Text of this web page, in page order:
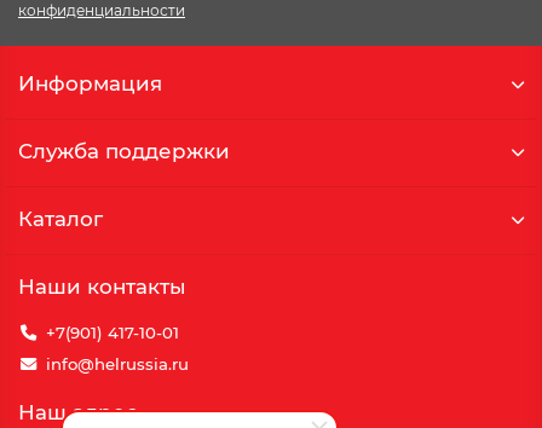
конфиденциальности
Информация
Служба поддержки
Каталог
Наши контакты
+7(901) 417-10-01
info@helrussia.ru
Наш адрес